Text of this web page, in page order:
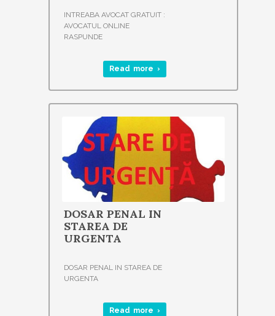
INTREABA AVOCAT GRATUIT :
AVOCATUL ONLINE
RASPUNDE
Read more ›
DOSAR PENAL IN
STAREA DE
URGENTA
DOSAR PENAL IN STAREA DE
URGENTA
Read more ›